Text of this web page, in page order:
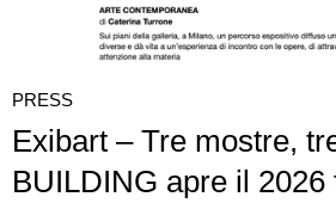
PRESS
Exibart – Tre mostre,
BUILDING apre il 2026